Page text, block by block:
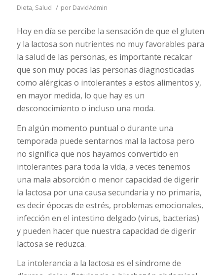
Dieta, Salud / por DavidAdmin
Hoy en día se percibe la sensación de que el gluten
y la lactosa son nutrientes no muy favorables para
la salud de las personas, es importante recalcar
que son muy pocas las personas diagnosticadas
como alérgicas o intolerantes a estos alimentos y,
en mayor medida, lo que hay es un
desconocimiento o incluso una moda.
En algún momento puntual o durante una
temporada puede sentarnos mal la lactosa pero
no significa que nos hayamos convertido en
intolerantes para toda la vida, a veces tenemos
una mala absorción o menor capacidad de digerir
la lactosa por una causa secundaria y no primaria,
es decir épocas de estrés, problemas emocionales,
infección en el intestino delgado (virus, bacterias)
y pueden hacer que nuestra capacidad de digerir
lactosa se reduzca.
La intolerancia a la lactosa es el síndrome de